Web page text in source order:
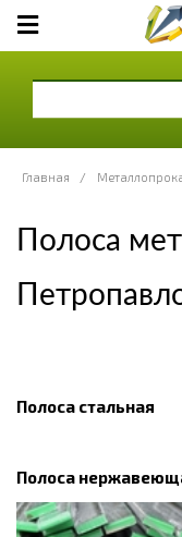
Главная /
Полоса
Полоса стальная
Полоса